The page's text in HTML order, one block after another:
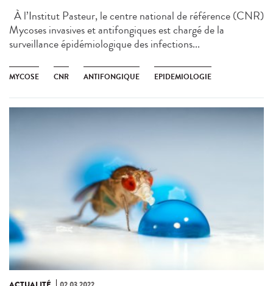
À l’Institut Pasteur, le centre national de référence (CNR)
Mycoses invasives et antifongiques est chargé de la
surveillance épidémiologique des infections...
MYCOSE CNR ANTIFONGIQUE EPIDEMIOLOGIE